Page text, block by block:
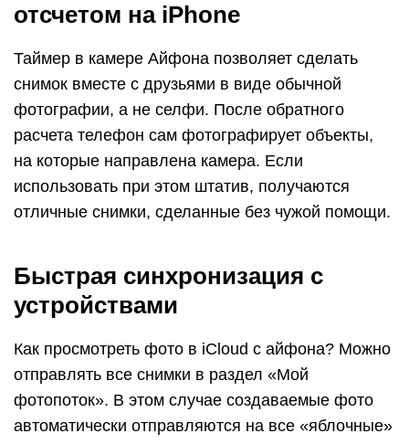
отсчетом на iPhone
Таймер в камере Айфона позволяет сделать
снимок вместе с друзьями в виде обычной
фотографии, а не селфи. После обратного
расчета телефон сам фотографирует объекты,
на которые направлена камера. Если
использовать при этом штатив, получаются
отличные снимки, сделанные без чужой помощи.
Быстрая синхронизация с
устройствами
Как просмотреть фото в iCloud с айфона? Можно
отправлять все снимки в раздел «Мой
фотопоток». В этом случае создаваемые фото
автоматически отправляются на все «яблочные»